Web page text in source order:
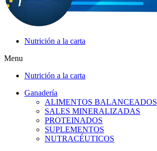
Nutrición a la carta
Menu
Nutrición a la carta
Ganadería
ALIMENTOS BALANCEADOS
SALES MINERALIZADAS
PROTEINADOS
SUPLEMENTOS
NUTRACÉUTICOS